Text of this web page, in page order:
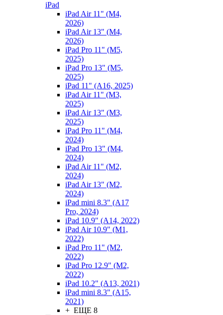
iPad
iPad Air 11" (M4,
2026)
iPad Air 13" (M4,
2026)
iPad Pro 11" (M5,
2025)
iPad Pro 13" (M5,
2025)
iPad 11" (A16, 2025)
iPad Air 11" (M3,
2025)
iPad Air 13" (M3,
2025)
iPad Pro 11" (M4,
2024)
iPad Pro 13" (M4,
2024)
iPad Air 11" (M2,
2024)
iPad Air 13" (M2,
2024)
iPad mini 8.3" (A17
Pro, 2024)
iPad 10.9" (A14, 2022)
iPad Air 10.9" (M1,
2022)
iPad Pro 11" (M2,
2022)
iPad Pro 12.9" (M2,
2022)
iPad 10.2" (A13, 2021)
iPad mini 8.3" (A15,
2021)
+ ЕЩЕ 8